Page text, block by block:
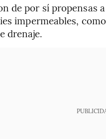
de por sí propensas
impermeables,
drenaje.